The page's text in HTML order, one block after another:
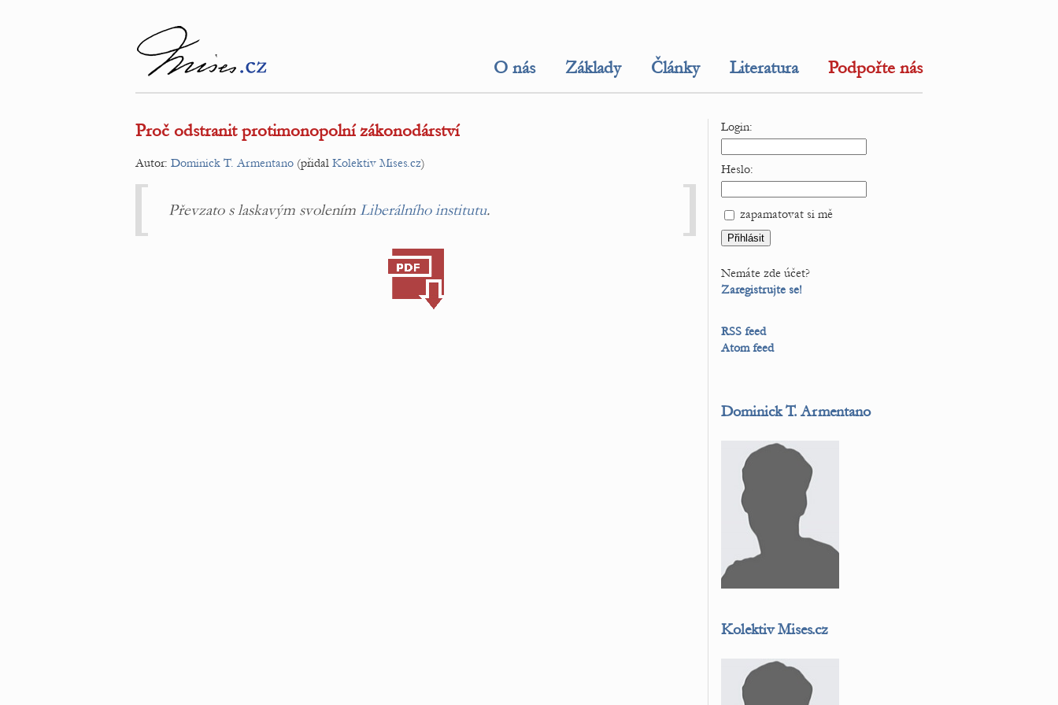
O nás Základy Články Literatura Podpořte nás
Proč odstranit protimonopolní zákonodárství
Autor: Dominick T. Armentano (přidal Kolektiv Mises.cz)
Převzato s laskavým svolením Liberálního institutu.
Login:
Heslo:
zapamatovat si mě
Nemáte zde účet?
Zaregistrujte se!
RSS feed
Atom feed
Dominick T. Armentano
Kolektiv Mises.cz